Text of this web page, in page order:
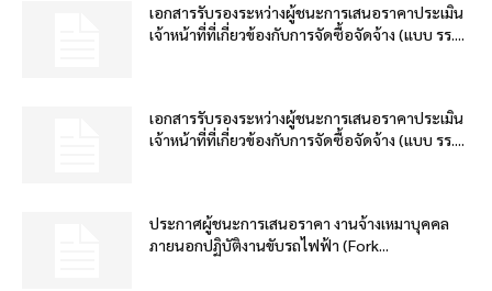
เอกสารรับรองระหว่างผู้ชนะการเสนอราคาประเมิน
เจ้าหน้าที่ที่เกี่ยวข้องกับการจัดซื้อจัดจ้าง (แบบ รร....
เอกสารรับรองระหว่างผู้ชนะการเสนอราคาประเมิน
เจ้าหน้าที่ที่เกี่ยวข้องกับการจัดซื้อจัดจ้าง (แบบ รร....
ประกาศผู้ชนะการเสนอราคา งานจ้างเหมาบุคคล
ภายนอกปฏิบัติงานขับรถไฟฟ้า (Fork...